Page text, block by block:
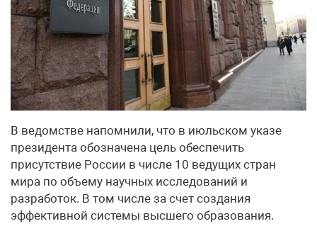
В ведомстве напомнили, что в июльском указе
президента обозначена цель обеспечить
присутствие России в числе 10 ведущих стран
мира по объему научных исследований и
разработок. В том числе за счет создания
эффективной системы высшего образования.